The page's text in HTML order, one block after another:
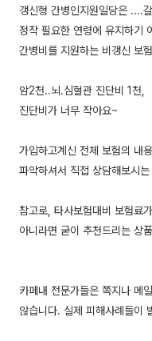
갱신형 간병인지원일당은 ....
정작 필요한 연령에 유지하기
간병비를 지원하는 비갱신 보
암2천..뇌.심혈관 진단비 1천,
진단비가 너무 작아요~
가입하고계신 전체 보험의 내
파악하셔서 직접 상담해보시
참고로, 타사보험대비 보험료
아니라면 굳이 추천드리는 상
카페내 전문가들은 쪽지나 메
않습니다. 실제 피해사례들이